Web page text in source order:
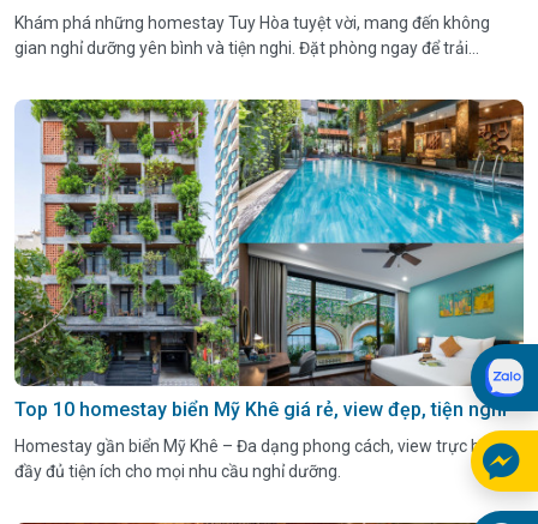
Khám phá những homestay Tuy Hòa tuyệt vời, mang đến không
gian nghỉ dưỡng yên bình và tiện nghi. Đặt phòng ngay để trải
Top 10 homestay biển Mỹ Khê giá rẻ, view đẹp, tiện nghi
Homestay gần biển Mỹ Khê – Đa dạng phong cách, view trực biển,
đầy đủ tiện ích cho mọi nhu cầu nghỉ dưỡng.